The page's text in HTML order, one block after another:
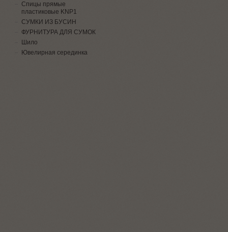
Спицы прямые
пластиковые KNP1
СУМКИ ИЗ БУСИН
ФУРНИТУРА ДЛЯ СУМОК
Шило
Ювелирная серединка